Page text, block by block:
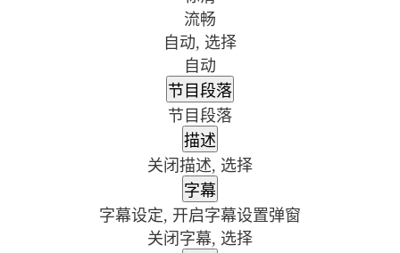
流畅
自动, 选择
自动
节目段落
节目段落
描述
关闭描述, 选择
字幕
字幕设定, 开启字幕设置弹窗
关闭字幕, 选择